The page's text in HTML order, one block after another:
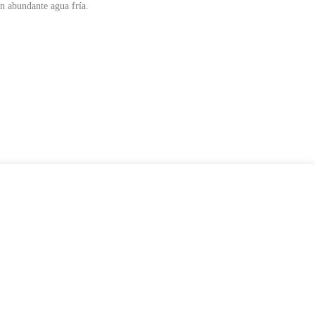
abundante agua fría.